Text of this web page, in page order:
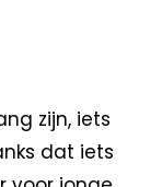
zijn, iets
dat iets